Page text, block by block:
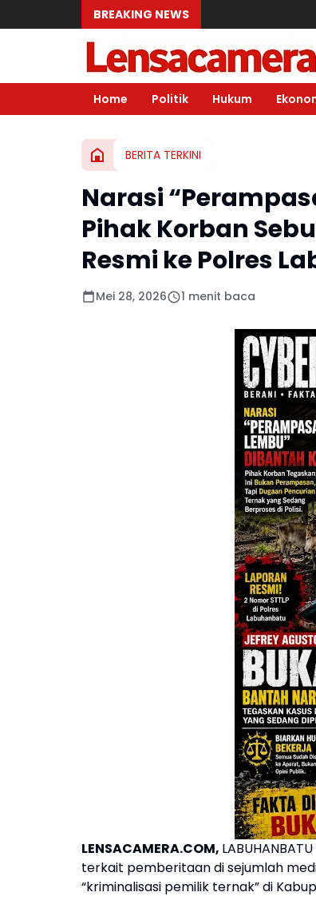
BREAKING NEWS
Home
Politik Hukum
BERITA TERKINI
Narasi
Pihak Korban
Resmi ke Polres
Mei 28, 2026 1 menit baca
LENSACAMERA.COM,
terkait pemberitaan di sejumlah
“kriminalisasi pemilik ternak” di